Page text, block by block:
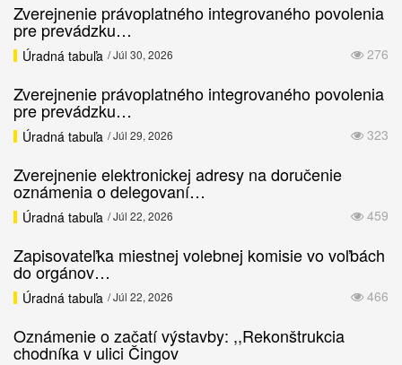
Zverejnenie právoplatného integrovaného povolenia
pre prevádzku…
276
Úradná tabuľa / Júl 30, 2026
Zverejnenie právoplatného integrovaného povolenia
pre prevádzku…
323
Úradná tabuľa / Júl 29, 2026
Zverejnenie elektronickej adresy na doručenie
oznámenia o delegovaní…
459
Úradná tabuľa / Júl 22, 2026
Zapisovateľka miestnej volebnej komisie vo voľbách
do orgánov…
466
Úradná tabuľa / Júl 22, 2026
Oznámenie o začatí výstavby: ,,Rekonštrukcia
chodníka v ulici Čingov